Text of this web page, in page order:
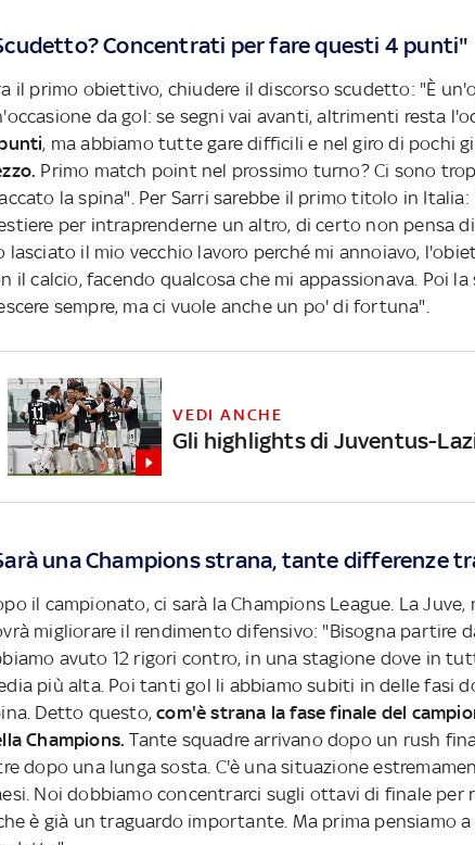
Concentrati per fare questi 4 punti"
il primo obiettivo, chiudere il discorso scudetto: "È
da gol: se segni vai avanti, altrimenti resta
, ma abbiamo tutte gare difficili e nel giro di pochi
Primo match point nel prossimo turno? Ci sono
la spina". Per Sarri sarebbe il primo titolo in
per intraprenderne un altro, di certo non pensa
lasciato il mio vecchio lavoro perché mi annoiavo,
il calcio, facendo qualcosa che mi appassionava. Poi
sempre, ma ci vuole anche un po' di fortuna".
VEDI ANCHE
Gli highlights di Juventus-
una Champions strana, tante differenze
il campionato, ci sarà la Champions League. La Juve,
migliorare il rendimento difensivo: "Bisogna partire
avuto 12 rigori contro, in una stagione dove in
più alta. Poi tanti gol li abbiamo subiti in delle fasi
Detto questo,com'è strana la fase finale del
Champions. Tante squadre arrivano dopo un rush
dopo una lunga sosta. C'è una situazione
Noi dobbiamo concentrarci sugli ottavi di finale per
è già un traguardo importante. Ma prima pensiamo